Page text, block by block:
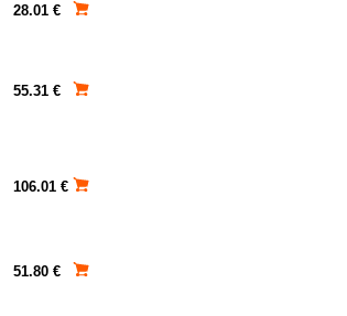
28.01 €
55.31 €
106.01 €
51.80 €